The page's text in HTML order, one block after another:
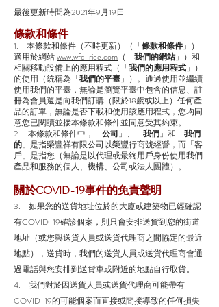
最後更新時間為2021年9月19日
條款和條件
1. 本條款和條件（不時更新）（「條款和條件」）
適用於網站www.wfc-rice.com （「我們的網站」）和
相關移動設備上的應用程式（「我們的應用程式」）
的使用（統稱為「我們的平臺」）。通過使用並繼續
使用我們的平臺，無論是瀏覽平臺中包含的信息、註
冊為會員還是向我們訂購（限於18歲或以上）任何產
品的訂單，無論是否下載和使用該應用程式，您均同
意您已閱讀並接本條款和條件並同意受其約束。
2. 本條款和條件中，「公司」、「我們」和「我們
的」是指榮豐祥有限公司以榮豐行商號經營，而「客
戶」是指您（無論是以代理或最終用戶身份使用我們
產品和服務的個人、機構、公司或法人團體）。
關於COVID-19事件的免責聲明
3. 如果您的送貨地址位於的大廈或建築物已經確認
有COVID-19確診個案，則只會安排送貨到您的街道
地址（或您與送貨人員或送貨代理商之間協定的最近
地點），送貨時，我們的送貨人員或送貨代理商會通
過電話與您安排到送貨車或附近的地點自行取貨。
4. 我們對於因送貨人員或送貨代理商可能帶有
COVID-19的可能個案而直接或間接導致的任何損失